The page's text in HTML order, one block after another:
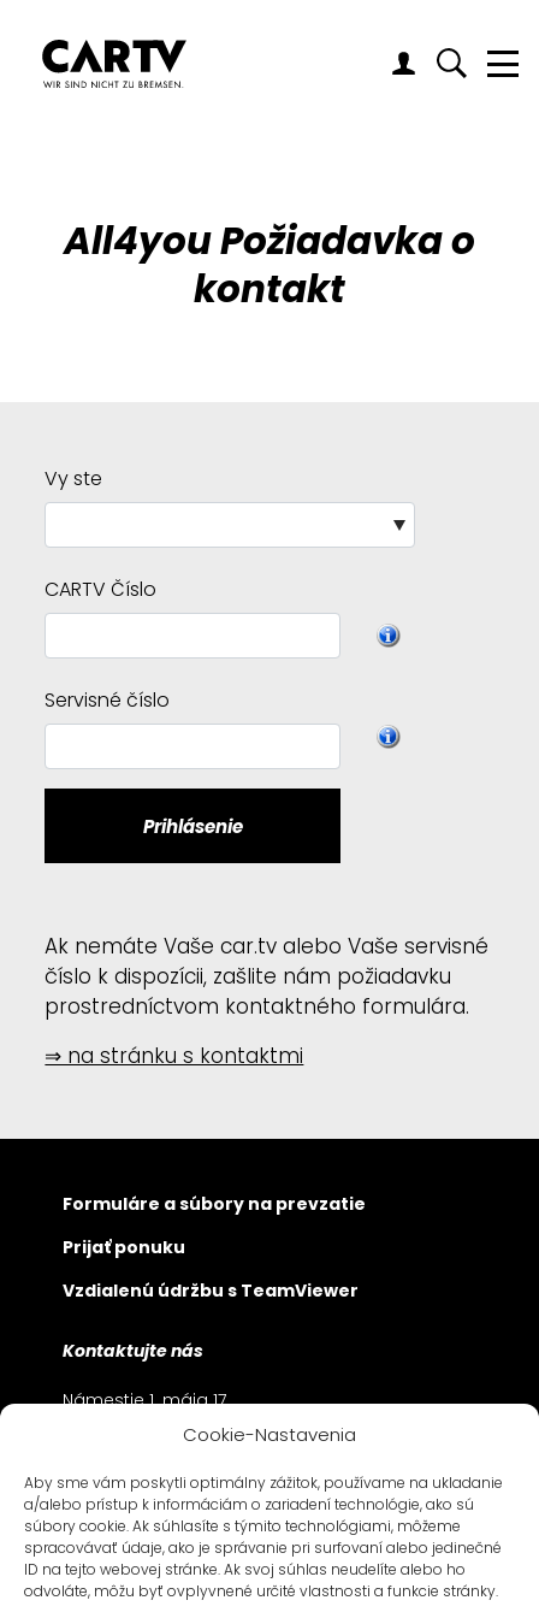
Cookie-Nastavenia
Aby sme vám poskytli optimálny zážitok, používame na ukladanie
a/alebo prístup k informáciám o zariadení technológie, ako sú
súbory cookie. Ak súhlasíte s týmito technológiami, môžeme
spracovávať údaje, ako je správanie pri surfovaní alebo jedinečné
ID na tejto webovej stránke. Ak svoj súhlas neudelíte alebo ho
odvoláte, môžu byť ovplyvnené určité vlastnosti a funkcie stránky.
All4you Požiadavka o
kontakt
Vy ste
CARTV Číslo
Servisné číslo
Prihlásenie
Ak nemáte Vaše car.tv alebo Vaše servisné
číslo k dispozícii, zašlite nám požiadavku
prostredníctvom kontaktného formulára.
⇒ na stránku s kontaktmi
Formuláre a súbory na prevzatie
Prijať ponuku
Vzdialenú údržbu s TeamViewer
Kontaktujte nás
Námestie 1. mája 17
SK-811 06 Bratislava
Bayerwaldstraße 9
D-81737 München
+49 89 630 209 – 0